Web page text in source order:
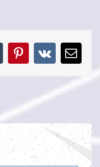
Pinterest
Vk Email